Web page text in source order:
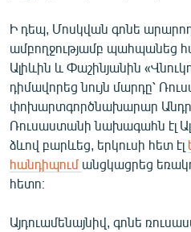
Ի դեպ, Մոսկվան գոնե
ամբողջությամբ պահպանեց
Ալիևին և Փաշինյանին
դիմավորեց նույն մարդը՝
փոխարտգործնախարար
Ռուսաստանի նախագահն էլ
ձևով բարևեց, երկուսի հետ էլ
հանդիպում անցկացրեց
հետո։
Այդուամենայնիվ, գոնե